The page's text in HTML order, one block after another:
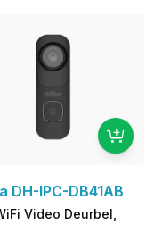
DH-IPC-DB41AB
Video Deurbel,